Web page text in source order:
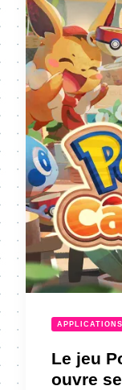
APPLICATIONS
Le jeu
ouvre